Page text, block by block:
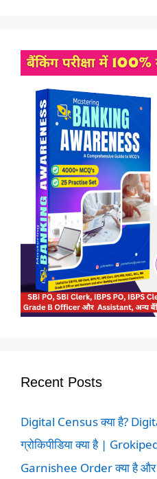
Recent Posts
Digital Census क्या है?
ग्रोकिपीडिया क्या है |
Garnishee Order क्या है और